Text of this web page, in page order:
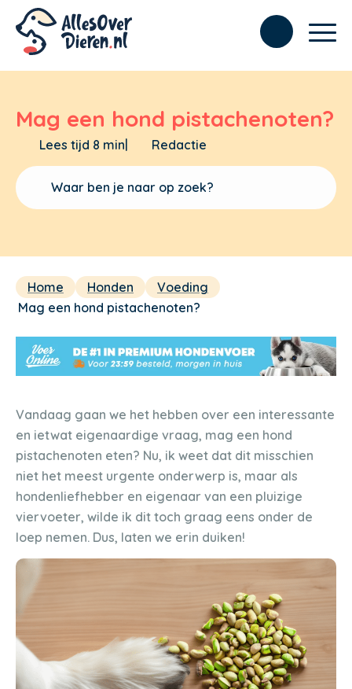
Mag een hond pistachenoten?
Lees tijd 8 min| Redactie
Home Honden
Voeding
Mag een hond pistachenoten?
Vandaag gaan we het hebben over een interessante
en ietwat eigenaardige vraag, mag een hond
pistachenoten eten? Nu, ik weet dat dit misschien
niet het meest urgente onderwerp is, maar als
hondenliefhebber en eigenaar van een pluizige
viervoeter, wilde ik dit toch graag eens onder de
loep nemen. Dus, laten we erin duiken!